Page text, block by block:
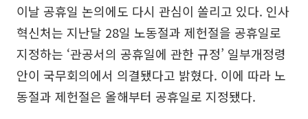
이날 공휴일 논의에도 다시 관심이 쏠리고 있다. 인사
혁신처는 지난달 28일 노동절과 제헌절을 공휴일로
지정하는 ‘관공서의 공휴일에 관한 규정’ 일부개정령
안이 국무회의에서 의결됐다고 밝혔다. 이에 따라 노
동절과 제헌절은 올해부터 공휴일로 지정됐다.